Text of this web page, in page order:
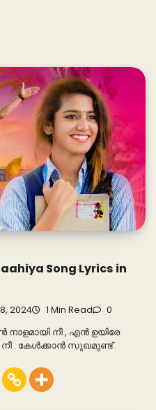
Song Lyrics in
2024 1 Min Read 0
നീ , എൻ ഉയിരേ
. കേൾക്കാൻ സുഖമുണ്ട് .